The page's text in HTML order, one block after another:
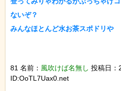
ないぞ？
みんなほとんど水お茶スポドリや
81 名前： 風吹けば名無し 投稿日：
ID:OoTL7Uax0.net